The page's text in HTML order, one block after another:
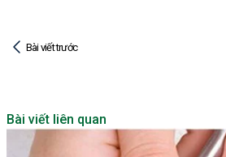
Bài viết trước
Bài viết liên quan